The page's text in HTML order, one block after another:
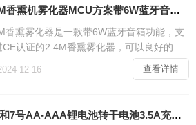
2.4M香熏机雾化器MCU方案带6W蓝牙音箱功能过CE认证
香熏雾化器是一款带6W蓝牙音箱功能，支
CE认证的2 4M香熏雾化器，可以良好的改
化空气和湿润空气又能欣赏音乐放松心情的
查看详情
12-16
5号和7号AA-AAA锂电池转干电池3.5A充放电芯片方案